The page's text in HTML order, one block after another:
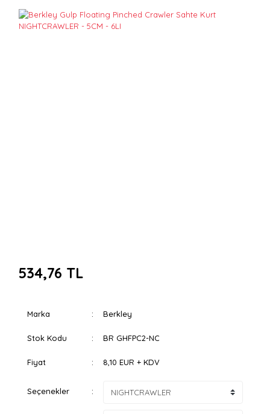
534,76 TL
Marka Berkley
Stok Kodu BR GHFPC2-NC
Fiyat 8,10 EUR + KDV
Seçenekler